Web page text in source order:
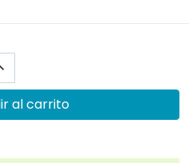
al carrito